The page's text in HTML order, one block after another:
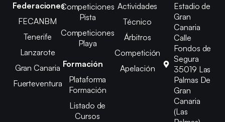
Federaciones
FECANBM
Tenerife
Lanzarote
Gran Canaria
Fuerteventura
Competiciones
Pista
Competiciones
Playa
Formación
Plataforma
Formación
Listado de
Cursos
Actividades
Técnico
Árbitros
Competición
Apelación
Estadio de
Gran
Canaria
Calle
Fondos de
Segura
35019 Las
Palmas De
Gran
Canaria
(Las